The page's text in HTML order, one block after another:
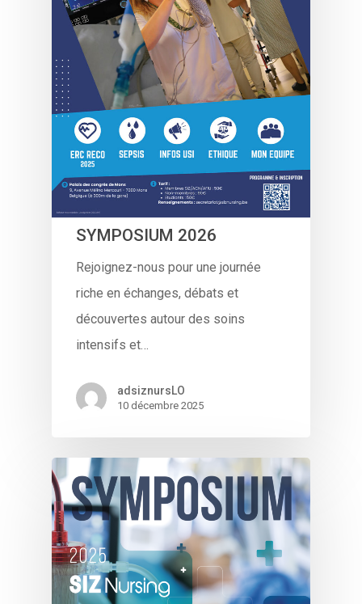
SYMPOSIUM 2026
Rejoignez-nous pour une journée
riche en échanges, débats et
découvertes autour des soins
intensifs et…
adsiznursLO
10 décembre 2025